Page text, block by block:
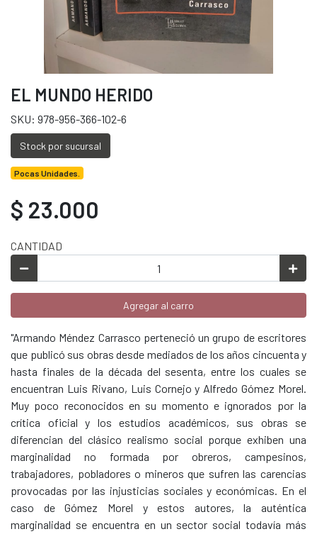
EL MUNDO HERIDO
SKU: 978-956-366-102-6
Stock por sucursal
Pocas Unidades.
$ 23.000
CANTIDAD
Agregar al carro
"Armando Méndez Carrasco perteneció un grupo de escritores
que publicó sus obras desde mediados de los años cincuenta y
hasta finales de la década del sesenta, entre los cuales se
encuentran Luis Rivano, Luis Cornejo y Alfredo Gómez Morel.
Muy poco reconocidos en su momento e ignorados por la
crítica oficial y los estudios académicos, sus obras se
diferencian del clásico realismo social porque exhiben una
marginalidad no formada por obreros, campesinos,
trabajadores, pobladores o mineros que sufren las carencias
provocadas por las injusticias sociales y económicas. En el
caso de Gómez Morel y estos autores, la auténtica
marginalidad se encuentra en un sector social todavía más